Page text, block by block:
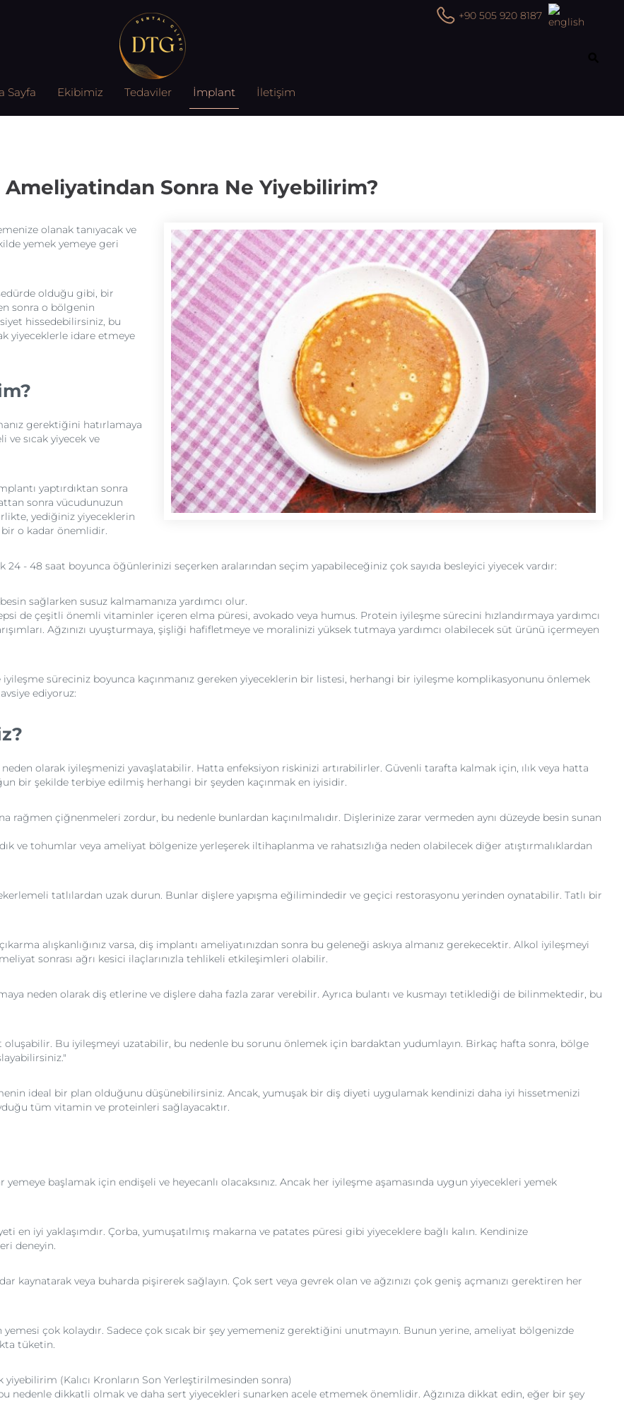
+90 505 920 8187
Sayfa Ekibimiz Tedaviler İmplant İletişim
Sonra Ne Yiyebilirim?
olanak tanıyacak ve
yemek yemeye geri
olduğu gibi, bir
sonra o bölgenin
hissedebilirsiniz, bu
yiyeceklerle idare etmeye
gerektiğini hatırlamaya
ve sıcak yiyecek ve
yaptırdıktan sonra
sonra vücudunuzun
yediğiniz yiyeceklerin
o kadar önemlidir.
- 48 saat boyunca öğünlerinizi seçerken aralarından seçim yapabileceğiniz çok sayıda besleyici yiyecek vardır:
sağlarken susuz kalmamanıza yardımcı olur.
de çeşitli önemli vitaminler içeren elma püresi, avokado veya humus. Protein iyileşme sürecini hızlandırmaya yardımcı
Ağzınızı uyuşturmaya, şişliği hafifletmeye ve moralinizi yüksek tutmaya yardımcı olabilecek süt ürünü içermeyen
iyileşme süreciniz boyunca kaçınmanız gereken yiyeceklerin bir listesi, herhangi bir iyileşme komplikasyonunu önlemek
ediyoruz:
olarak iyileşmenizi yavaşlatabilir. Hatta enfeksiyon riskinizi artırabilirler. Güvenli tarafta kalmak için, ılık veya hatta
bir şekilde terbiye edilmiş herhangi bir şeyden kaçınmak en iyisidir.
rağmen çiğnenmeleri zordur, bu nedenle bunlardan kaçınılmalıdır. Dişlerinize zarar vermeden aynı düzeyde besin sunan
ve tohumlar veya ameliyat bölgenize yerleşerek iltihaplanma ve rahatsızlığa neden olabilecek diğer atıştırmalıklardan
tatlılardan uzak durun. Bunlar dişlere yapışma eğilimindedir ve geçici restorasyonu yerinden oynatabilir. Tatlı bir
alışkanlığınız varsa, diş implantı ameliyatınızdan sonra bu geleneği askıya almanız gerekecektir. Alkol iyileşmeyi
sonrası ağrı kesici ilaçlarınızla tehlikeli etkileşimleri olabilir.
neden olarak diş etlerine ve dişlere daha fazla zarar verebilir. Ayrıca bulantı ve kusmayı tetiklediği de bilinmektedir, bu
oluşabilir. Bu iyileşmeyi uzatabilir, bu nedenle bu sorunu önlemek için bardaktan yudumlayın. Birkaç hafta sonra, bölge
ideal bir plan olduğunu düşünebilirsiniz. Ancak, yumuşak bir diş diyeti uygulamak kendinizi daha iyi hissetmenizi
tüm vitamin ve proteinleri sağlayacaktır.
başlamak için endişeli ve heyecanlı olacaksınız. Ancak her iyileşme aşamasında uygun yiyecekleri yemek
iyi yaklaşımdır. Çorba, yumuşatılmış makarna ve patates püresi gibi yiyeceklere bağlı kalın. Kendinize
deneyin.
kaynatarak veya buharda pişirerek sağlayın. Çok sert veya gevrek olan ve ağzınızı çok geniş açmanızı gerektiren her
yemesi çok kolaydır. Sadece çok sıcak bir şey yememeniz gerektiğini unutmayın. Bunun yerine, ameliyat bölgenizde
tüketin.
(Kalıcı Kronların Son Yerleştirilmesinden sonra)
nedenle dikkatli olmak ve daha sert yiyecekleri sunarken acele etmemek önemlidir. Ağzınıza dikkat edin, eğer bir şey